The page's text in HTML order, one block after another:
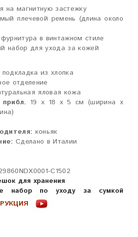
на магнитную застежку
плечевой ремень (длина около
в винтажном стиле
набор для ухода за кожей
из хлопка
отделение
яловая кожа
19 x 18 x 5 см (ширина x
коньяк
Сделано в Италии
C1502
для хранения
набор по уходу за сумкой